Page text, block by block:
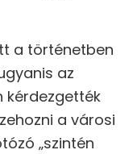
a történetben
az
kérdezgették
a városi
„szintén